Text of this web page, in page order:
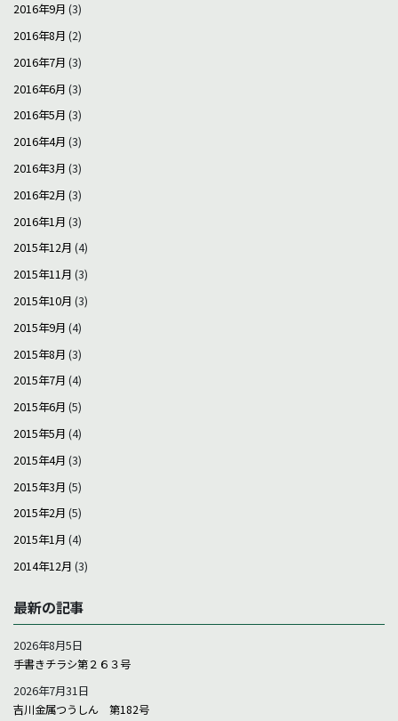
2016年9月 (3)
2016年8月 (2)
2016年7月 (3)
2016年6月 (3)
2016年5月 (3)
2016年4月 (3)
2016年3月 (3)
2016年2月 (3)
2016年1月 (3)
2015年12月 (4)
2015年11月 (3)
2015年10月 (3)
2015年9月 (4)
2015年8月 (3)
2015年7月 (4)
2015年6月 (5)
2015年5月 (4)
2015年4月 (3)
2015年3月 (5)
2015年2月 (5)
2015年1月 (4)
2014年12月 (3)
最新の記事
手書きチラシ第２６３号
2026年8月5日
吉川金属つうしん 第182号
2026年7月31日